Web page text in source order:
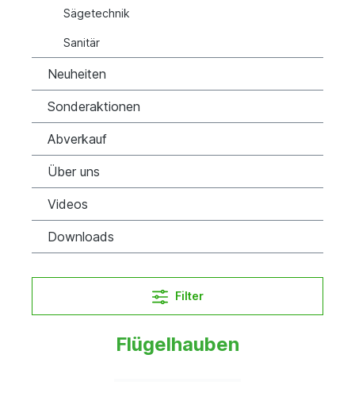
Sägetechnik
Sanitär
Neuheiten
Sonderaktionen
Abverkauf
Über uns
Videos
Downloads
Filter
Flügelhauben